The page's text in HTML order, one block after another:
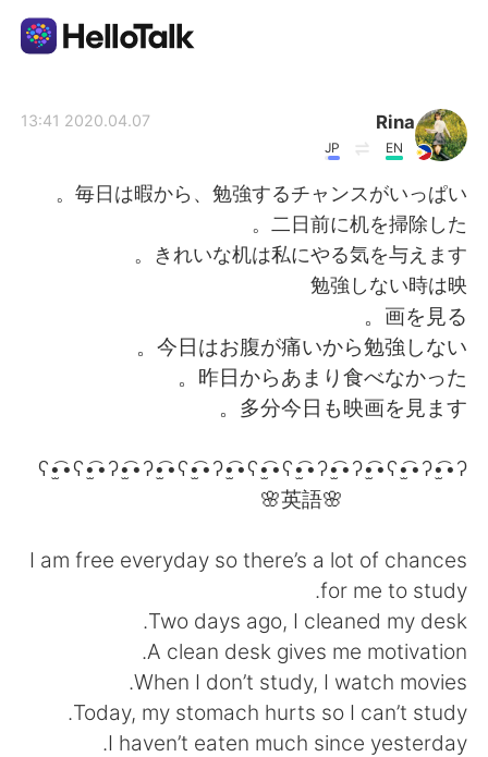
Español
Русский
Tiếng Việt
Português
Rina
EN
JP
2020.04.07 13:41
毎日は暇から、勉強するチャンスがいっぱい。
二日前に机を掃除した。
きれいな机は私にやる気を与えます。
勉強しない時は映
画を見る。
今日はお腹が痛いから勉強しない。
昨日からあまり食べなかった。
多分今日も映画を見ます。
ʕ•̫͡•ʕ•̫͡•ʔ•̫͡•ʔ•̫͡•ʕ•̫͡•ʔ•̫͡•ʕ•̫͡•ʕ•̫͡•ʔ•̫͡•ʔ•̫͡•ʕ•̫͡•ʔ•̫͡•ʔ
🌸英語🌸
I am free everyday so there’s a lot of chances
for me to study.
Two days ago, I cleaned my desk.
A clean desk gives me motivation.
When I don’t study, I watch movies.
Today, my stomach hurts so I can’t study.
I haven’t eaten much since yesterday.